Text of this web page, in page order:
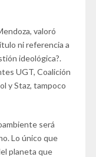
valoró
ni referencia a
ideológica?.
UGT, Coalición
y Staz, tampoco
será
Lo único que
planeta que